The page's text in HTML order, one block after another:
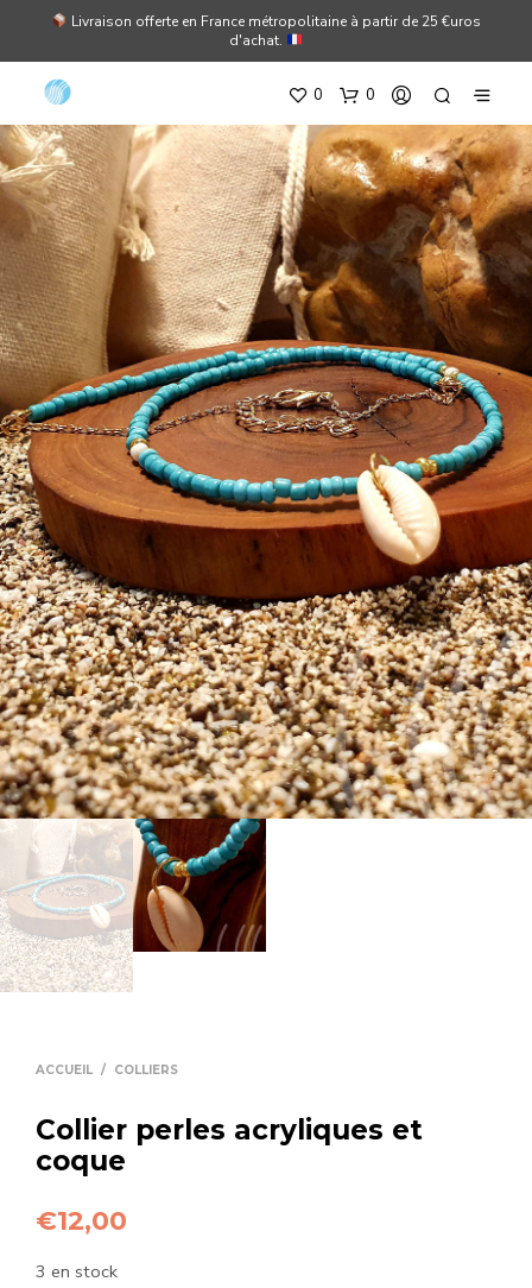
Livraison offerte en France métropolitaine à partir de 25 €uros
d'achat.
0 0
ACCUEIL / COLLIERS
Collier perles acryliques et
coque
€12,00
3 en stock